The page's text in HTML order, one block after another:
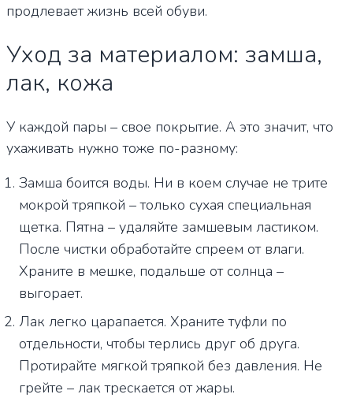
продлевает жизнь всей обуви.
Уход за материалом: замша,
лак, кожа
У каждой пары – свое покрытие. А это значит, что
ухаживать нужно тоже по-разному:
Замша боится воды. Ни в коем случае не трите
мокрой тряпкой – только сухая специальная
щетка. Пятна – удаляйте замшевым ластиком.
После чистки обработайте спреем от влаги.
Храните в мешке, подальше от солнца –
выгорает.
Лак легко царапается. Храните туфли по
отдельности, чтобы терлись друг об друга.
Протирайте мягкой тряпкой без давления. Не
грейте – лак трескается от жары.